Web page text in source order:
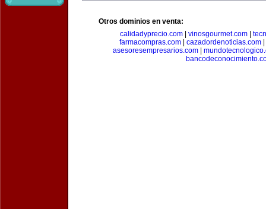
Otros dominios en venta:
calidadyprecio.com
vinosgourmet.com
farmacompras.com
cazadordenoticias.com
asesoresempresarios.com